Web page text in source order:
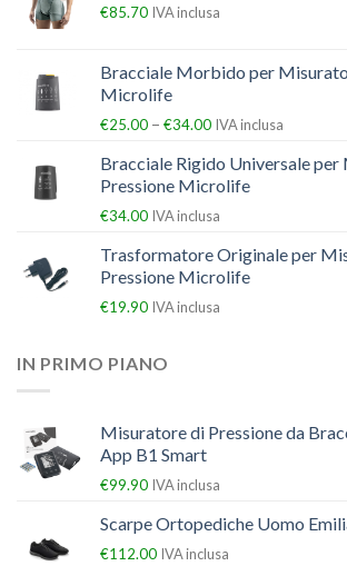
€85.70 IVA inclusa
Bracciale Morbido per
Microlife
€25.00 – €34.00 IVA inclusa
Bracciale Rigido Universale
Pressione Microlife
€34.00 IVA inclusa
Trasformatore Originale per
Pressione Microlife
€19.90 IVA inclusa
IN PRIMO PIANO
Misuratore di Pressione da
App B1 Smart
€99.90 IVA inclusa
Scarpe Ortopediche Uomo
€112.00 IVA inclusa